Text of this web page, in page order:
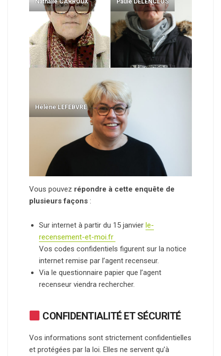
Nathalie CARROUX Paule DELENCLOS
Hélène LEFEBVRE
Vous pouvez répondre à cette enquête de
plusieurs façons :
Sur internet à partir du 15 janvier le-
recensement-et-moi.fr
Vos codes confidentiels figurent sur la notice
internet remise par l’agent recenseur.
Via le questionnaire papier que l’agent
recenseur viendra rechercher.
CONFIDENTIALITÉ ET SÉCURITÉ
Vos informations sont strictement confidentielles
et protégées par la loi. Elles ne servent qu’à